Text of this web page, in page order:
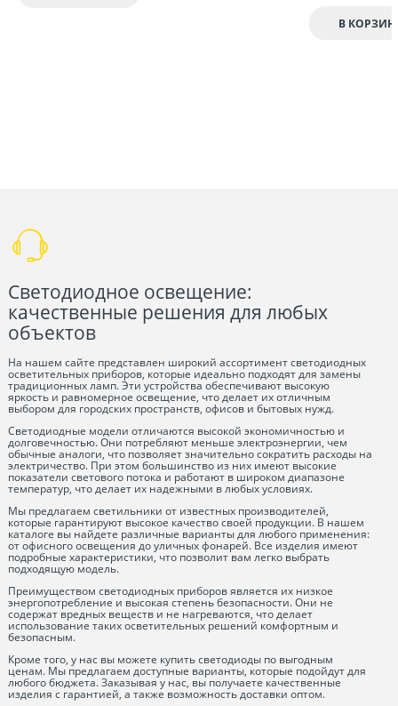
В
Светодиодное освещение:
качественные решения для любых
объектов
На нашем сайте представлен широкий ассортимент светодиодных
осветительных приборов, которые идеально подходят для замены
традиционных ламп. Эти устройства обеспечивают высокую
яркость и равномерное освещение, что делает их отличным
выбором для городских пространств, офисов и бытовых нужд.
Светодиодные модели отличаются высокой экономичностью и
долговечностью. Они потребляют меньше электроэнергии, чем
обычные аналоги, что позволяет значительно сократить расходы на
электричество. При этом большинство из них имеют высокие
показатели светового потока и работают в широком диапазоне
температур, что делает их надежными в любых условиях.
Мы предлагаем светильники от известных производителей,
которые гарантируют высокое качество своей продукции. В нашем
каталоге вы найдете различные варианты для любого применения:
от офисного освещения до уличных фонарей. Все изделия имеют
подробные характеристики, что позволит вам легко выбрать
подходящую модель.
Преимуществом светодиодных приборов является их низкое
энергопотребление и высокая степень безопасности. Они не
содержат вредных веществ и не нагреваются, что делает
использование таких осветительных решений комфортным и
безопасным.
Кроме того, у нас вы можете купить светодиоды по выгодным
ценам. Мы предлагаем доступные варианты, которые подойдут для
любого бюджета. Заказывая у нас, вы получаете качественные
изделия с гарантией, а также возможность доставки оптом.